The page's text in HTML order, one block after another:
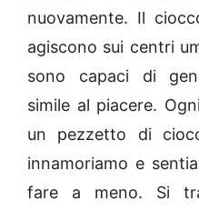
nuovamente. Il
agiscono sui centri
sono capaci di
simile al piacere.
un pezzetto di
innamoriamo e
fare a meno. Si